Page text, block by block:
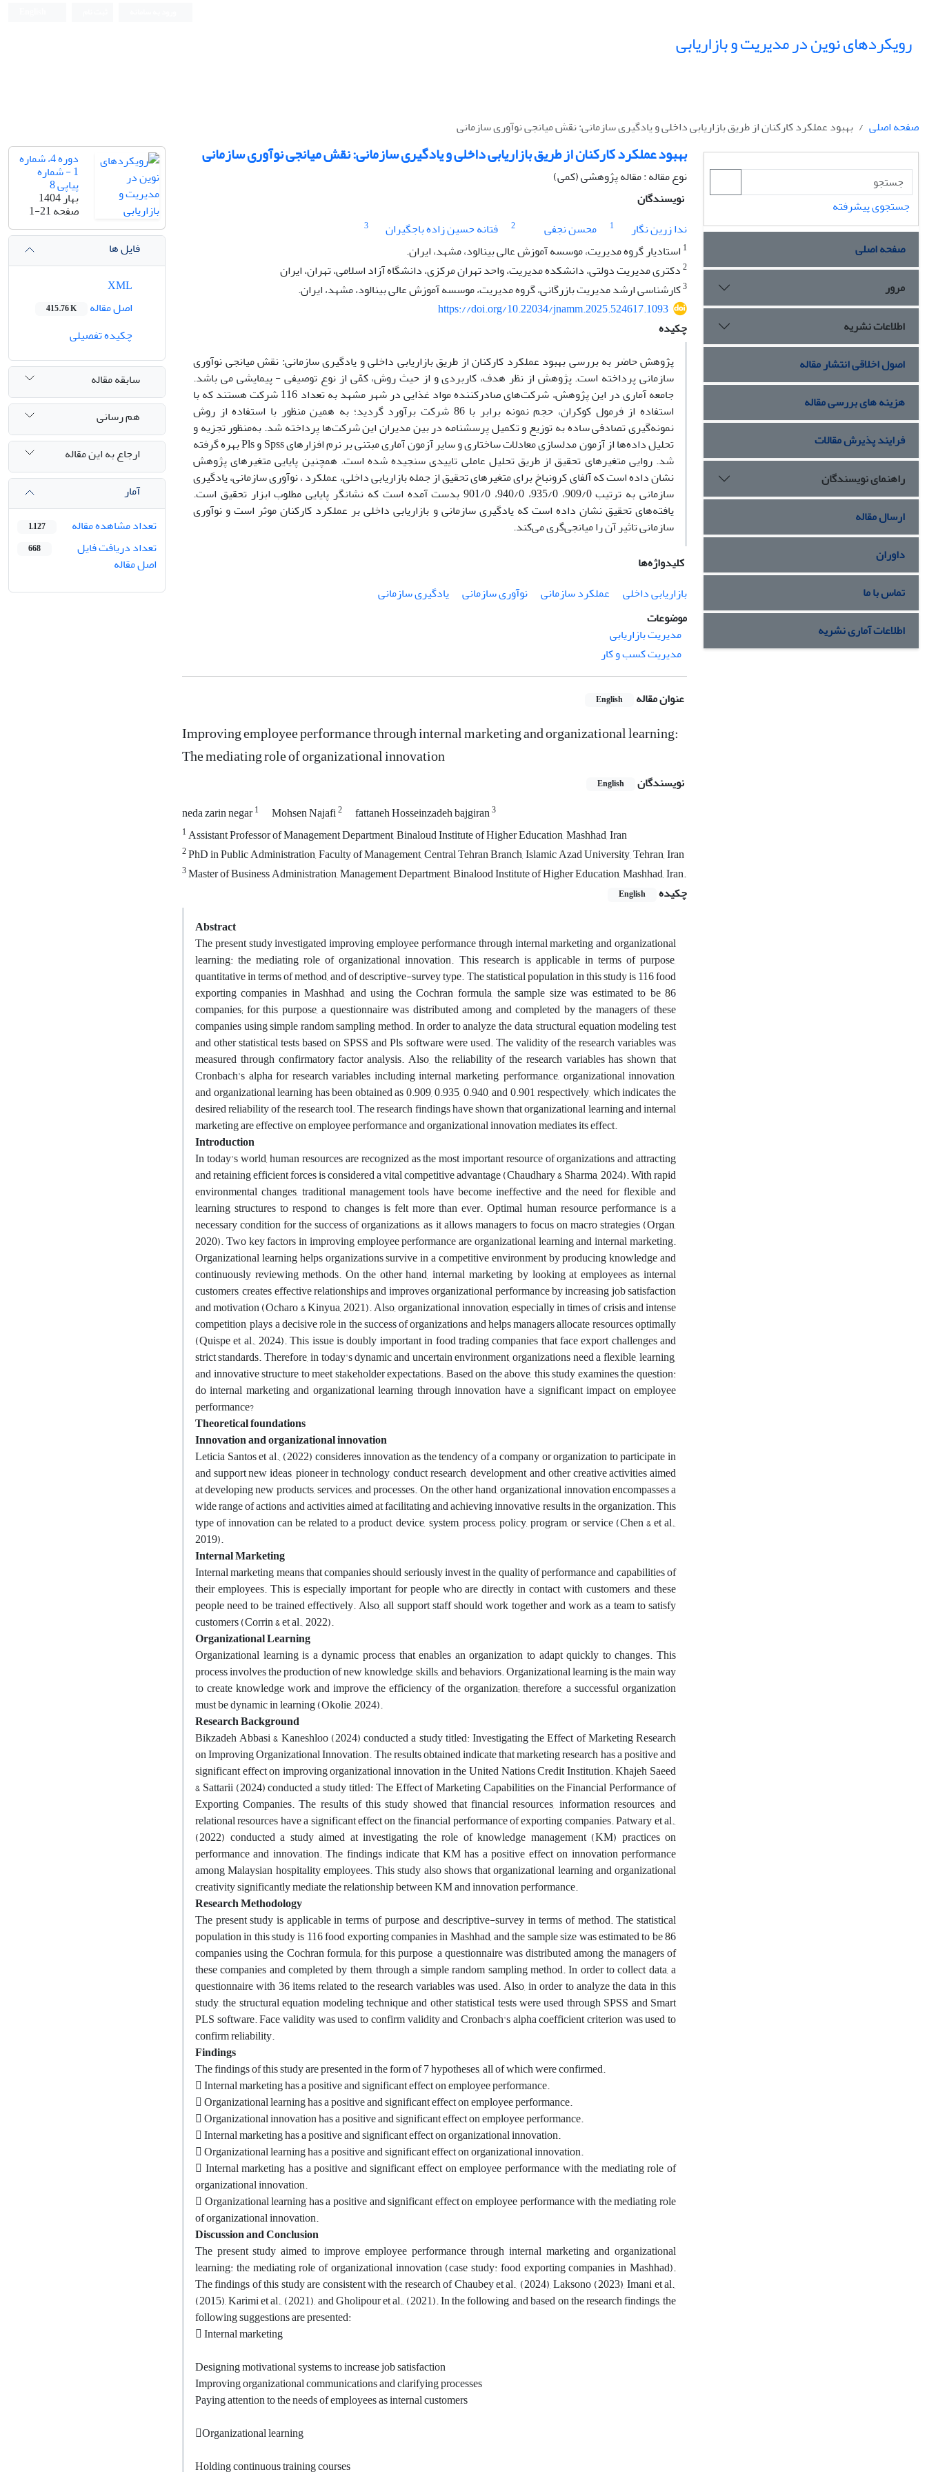
رویکردهای نوین در مدیریت و بازاریابی
صفحه اصلی بهبود عملکرد کارکنان از طریق بازاریابی داخلی و یادگیری سازمانی: نقش میانجی نوآوری سازمانی
بهبود عملکرد کارکنان از طریق بازاریابی داخلی و یادگیری سازمانی: نقش میانجی نوآوری سازمانی
نوع مقاله : مقاله پژوهشی (کمی)
نویسندگان
ندا زرین نگار
1 محسن نجفی 2 فتانه حسین زاده باجگیران
3
1 استادیار گروه مدیریت، موسسه آموزش عالی بینالود، مشهد، ایران.
2دکتری مدیریت دولتی، دانشکده مدیریت، واحد تهران مرکزی، دانشگاه آزاد اسلامی، تهران، ایران
3کارشناسی ارشد مدیریت بازرگانی، گروه مدیریت، موسسه آموزش عالی بینالود، مشهد، ایران.
https://doi.org/10.22034/jnamm.2025.524617.1093
چکیده
پژوهش حاضر به بررسی بهبود عملکرد کارکنان از طریق بازاریابی داخلی و یادگیری سازمانی: نقش میانجی نوآوری
سازمانی پرداخته است. پژوهش از نظر هدف، کاربردی و از حیث روش، کمّی از نوع توصیفی - پیمایشی می باشد.
جامعه آماری در این پژوهش، شرکت‌های صادرکننده مواد غذایی در شهر مشهد به تعداد 116 شرکت هستند که با
استفاده از فرمول کوکران، حجم نمونه برابر با 86 شرکت برآورد گردید؛ به همین منظور با استفاده از روش
نمونه‌گیری تصادفی ساده به توزیع و تکمیل پرسشنامه در بین مدیران این شرکت‌ها پرداخته شد. به‌منظور تجزیه و
تحلیل داده‌ها از آزمون مدلسازی معادلات ساختاری و سایر آزمون آماری مبتنی بر نرم افزارهای Spss و Pls بهره گرفته
شد. روایی متغیرهای تحقیق از طریق تحلیل عاملی تاییدی سنجیده شده است. همچنین پایایی متغیرهای پژوهش
نشان داده است که آلفای کرونباخ برای متغیرهای تحقیق از جمله بازاریابی داخلی، عملکرد ، نوآوری سازمانی، یادگیری
سازمانی به ترتیب 909/0، 935/0، 940/0، 901/0 بدست آمده است که نشانگر پایایی مطلوب ابزار تحقیق است.
یافته‌های تحقیق نشان داده است که یادگیری سازمانی و بازاریابی داخلی بر عملکرد کارکنان موثر است و نوآوری
سازمانی تاثیر آن را میانجی‌گری می‌کند.
کلیدواژه‌ها
بازاریابی داخلی
عملکرد سازمانی نوآوری سازمانی
یادگیری سازمانی
موضوعات
مدیریت بازاریابی
مدیریت کسب و کار
عنوان مقاله English
Improving employee performance through internal marketing and organizational learning:
The mediating role of organizational innovation
نویسندگان English
neda zarin negar1 Mohsen Najafi2 fattaneh Hosseinzadeh bajgiran3
1Assistant Professor of Management Department, Binaloud Institute of Higher Education, Mashhad, Iran
2PhD in Public Administration, Faculty of Management, Central Tehran Branch, Islamic Azad University, Tehran, Iran
3Master of Business Administration, Management Department, Binalood Institute of Higher Education, Mashhad, Iran.
چکیده
English
Abstract
The present study investigated improving employee performance through internal marketing and organizational
learning: the mediating role of organizational innovation. This research is applicable in terms of purpose,
quantitative in terms of method, and of descriptive-survey type. The statistical population in this study is 116 food
exporting companies in Mashhad, and using the Cochran formula, the sample size was estimated to be 86
companies; for this purpose, a questionnaire was distributed among and completed by the managers of these
companies using simple random sampling method. In order to analyze the data, structural equation modeling test
and other statistical tests based on SPSS and Pls software were used. The validity of the research variables was
measured through confirmatory factor analysis. Also, the reliability of the research variables has shown that
Cronbach's alpha for research variables including internal marketing, performance, organizational innovation,
and organizational learning has been obtained as 0.909, 0.935, 0.940, and 0.901 respectively, which indicates the
desired reliability of the research tool. The research findings have shown that organizational learning and internal
marketing are effective on employee performance and organizational innovation mediates its effect.
Introduction
In today's world, human resources are recognized as the most important resource of organizations and attracting
and retaining efficient forces is considered a vital competitive advantage (Chaudhary & Sharma, 2024). With rapid
environmental changes, traditional management tools have become ineffective and the need for flexible and
learning structures to respond to changes is felt more than ever. Optimal human resource performance is a
necessary condition for the success of organizations, as it allows managers to focus on macro strategies (Organ,
2020). Two key factors in improving employee performance are organizational learning and internal marketing.
Organizational learning helps organizations survive in a competitive environment by producing knowledge and
continuously reviewing methods. On the other hand, internal marketing, by looking at employees as internal
customers, creates effective relationships and improves organizational performance by increasing job satisfaction
and motivation (Ocharo & Kinyua, 2021). Also, organizational innovation, especially in times of crisis and intense
competition, plays a decisive role in the success of organizations and helps managers allocate resources optimally
(Quispe et al., 2024). This issue is doubly important in food trading companies that face export challenges and
strict standards. Therefore, in today's dynamic and uncertain environment, organizations need a flexible, learning,
and innovative structure to meet stakeholder expectations. Based on the above, this study examines the question:
do internal marketing and organizational learning through innovation have a significant impact on employee
performance?
Theoretical foundations
Innovation and organizational innovation
Leticia Santos et al., (2022) consideres innovation as the tendency of a company or organization to participate in
and support new ideas, pioneer in technology, conduct research, development, and other creative activities aimed
at developing new products, services, and processes. On the other hand, organizational innovation encompasses a
wide range of actions and activities aimed at facilitating and achieving innovative results in the organization. This
type of innovation can be related to a product, device, system, process, policy, program, or service (Chen & et al.,
2019).
Internal Marketing
Internal marketing means that companies should seriously invest in the quality of performance and capabilities of
their employees. This is especially important for people who are directly in contact with customers, and these
people need to be trained effectively. Also, all support staff should work together and work as a team to satisfy
customers (Corrin & et al., 2022).
Organizational Learning
Organizational learning is a dynamic process that enables an organization to adapt quickly to changes. This
process involves the production of new knowledge, skills, and behaviors. Organizational learning is the main way
to create knowledge work and improve the efficiency of the organization; therefore, a successful organization
must be dynamic in learning (Okolie, 2024).
Research Background
Bikzadeh Abbasi & Kaneshloo (2024) conducted a study titled: Investigating the Effect of Marketing Research
on Improving Organizational Innovation. The results obtained indicate that marketing research has a positive and
significant effect on improving organizational innovation in the United Nations Credit Institution. Khajeh Saeed
& Sattarii (2024) conducted a study titled: The Effect of Marketing Capabilities on the Financial Performance of
Exporting Companies. The results of this study showed that financial resources, information resources, and
relational resources have a significant effect on the financial performance of exporting companies. Patwary et al.,
(2022) conducted a study aimed at investigating the role of knowledge management (KM) practices on
performance and innovation. The findings indicate that KM has a positive effect on innovation performance
among Malaysian hospitality employees. This study also shows that organizational learning and organizational
creativity significantly mediate the relationship between KM and innovation performance.
Research Methodology
The present study is applicable in terms of purpose, and descriptive-survey in terms of method. The statistical
population in this study is 116 food exporting companies in Mashhad, and the sample size was estimated to be 86
companies using the Cochran formula; for this purpose, a questionnaire was distributed among the managers of
these companies and completed by them, through a simple random sampling method. In order to collect data, a
questionnaire with 36 items related to the research variables was used. Also, in order to analyze the data in this
study, the structural equation modeling technique and other statistical tests were used through SPSS and Smart
PLS software. Face validity was used to confirm validity and Cronbach's alpha coefficient criterion was used to
confirm reliability.
Findings
The findings of this study are presented in the form of 7 hypotheses, all of which were confirmed.
 Internal marketing has a positive and significant effect on employee performance.
 Organizational learning has a positive and significant effect on employee performance.
 Organizational innovation has a positive and significant effect on employee performance.
 Internal marketing has a positive and significant effect on organizational innovation.
 Organizational learning has a positive and significant effect on organizational innovation.
 Internal marketing has a positive and significant effect on employee performance with the mediating role of
organizational innovation.
 Organizational learning has a positive and significant effect on employee performance with the mediating role
of organizational innovation.
Discussion and Conclusion
The present study aimed to improve employee performance through internal marketing and organizational
learning: the mediating role of organizational innovation (case study: food exporting companies in Mashhad).
The findings of this study are consistent with the research of Chaubey et al., (2024), Laksono (2023), Imani et al.,
(2015), Karimi et al., (2021), and Gholipour et al., (2021). In the following, and based on the research findings, the
following suggestions are presented:
 Internal marketing
Designing motivational systems to increase job satisfaction
Improving organizational communications and clarifying processes
Paying attention to the needs of employees as internal customers
Organizational learning
Holding continuous training courses
دوره 4، شماره
1 - شماره
پیاپی 8
بهار 1404
صفحه1-21
فایل ها
اصل مقاله
415.76 K
چکیده تفصیلی
سابقه مقاله
هم رسانی
ارجاع به این مقاله
آمار
تعداد مشاهده مقاله
1,127
تعداد دریافت فایل
اصل مقاله
668
جستجوی پیشرفته
صفحه اصلی
مرور
اطلاعات نشریه
اصول اخلاقی انتشار مقاله
هزینه های بررسی مقاله
فرایند پذیرش مقالات
راهنمای نویسندگان
ارسال مقاله
داوران
تماس با ما
اطلاعات آماری نشریه